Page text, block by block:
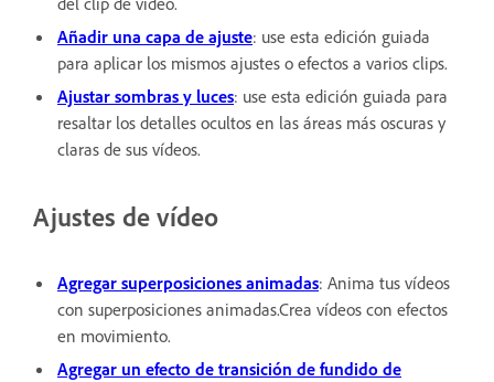
Añadir una capa de ajuste: use esta edición guiada
para aplicar los mismos ajustes o efectos a varios clips.
Ajustar sombras y luces: use esta edición guiada para
resaltar los detalles ocultos en las áreas más oscuras y
claras de sus vídeos.
Ajustes de vídeo
Agregar superposiciones animadas: Anima tus vídeos
con superposiciones animadas.Crea vídeos con efectos
en movimiento.
Agregar un efecto de transición de fundido de